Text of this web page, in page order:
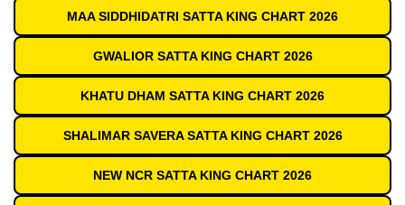
MAA SIDDHIDATRI SATTA KING CHART 2026
GWALIOR SATTA KING CHART 2026
KHATU DHAM SATTA KING CHART 2026
SHALIMAR SAVERA SATTA KING CHART 2026
NEW NCR SATTA KING CHART 2026